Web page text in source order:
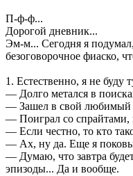
П-ф-ф...
Дорогой дневник...
Эм-м... Сегодня я подумал,
безоговорочное фиаско,
1. Естественно, я не буду
— Долго метался в
— Зашел в свой любимый
— Поиграл со спрайтами,
— Если честно, то кто
— Ах, ну да. Еще я
— Думаю, что завтра
эпизоды... Да и вообще.